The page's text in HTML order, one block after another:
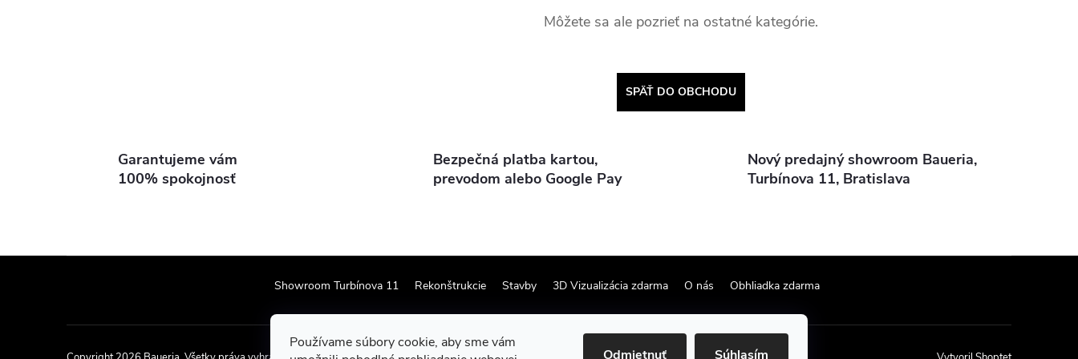
Používame súbory cookie, aby sme vám
Odmietnuť Súhlasím
l
Môžete sa ale pozrieť na ostatné kategórie.
SPÄŤ DO OBCHODU
Garantujeme vám
100% spokojnosť
Bezpečná platba kartou,
prevodom alebo Google Pay
Nový predajný showroom Baueria,
Turbínova 11, Bratislava
Showroom Turbínova 11 Rekonštrukcie Stavby 3D Vizualizácia zdarma O nás Obhliadka zdarma